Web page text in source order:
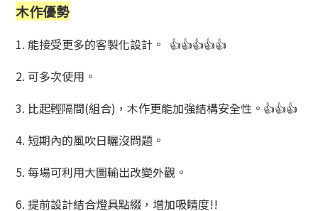
木作優勢
1. 能接受更多的客製化設計。 👍👍👍👍👍
2. 可多次使用。
3. 比起輕隔間(組合)，木作更能加強結構安全性。👍👍👍
4. 短期內的風吹日曬沒問題。
5. 每場可利用大圖輸出改變外觀。
6. 提前設計結合燈具點綴，增加吸睛度!!